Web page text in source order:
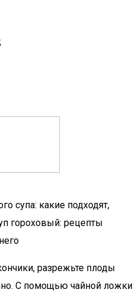
супа: какие подходят,
гороховый: рецепты
разрежьте плоды
С помощью чайной ложки